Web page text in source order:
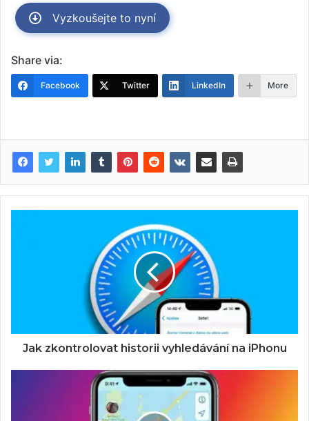
Vyzkoušejte to nyní
Share via:
Facebook Twitter LinkedIn More
Jak zkontrolovat historii vyhledávání na iPhonu